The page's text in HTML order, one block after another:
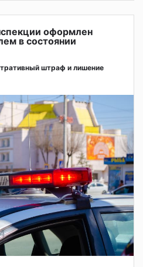
оформлен
в состоянии
штраф и лишение